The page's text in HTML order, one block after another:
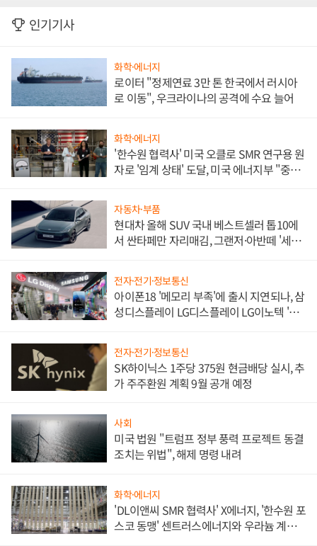
인기기사
화학·에너지
로이터 "정제연료 3만 톤 한국에서 러시아
로 이동", 우크라이나의 공격에 수요 늘어
화학·에너지
'한수원 협력사' 미국 오클로 SMR 연구용 원
자로 '임계 상태' 도달, 미국 에너지부 "중요
자동차·부품
현대차 올해 SUV 국내 베스트셀러 톱10에
서 싼타페만 자리매김, 그랜저·아반떼 '세단
전자·전기·정보통신
아이폰18 '메모리 부족'에 출시 지연되나, 삼
성디스플레이 LG디스플레이 LG이노텍 '탈
전자·전기·정보통신
SK하이닉스 1주당 375원 현금배당 실시, 추
가 주주환원 계획 9월 공개 예정
사회
미국 법원 "트럼프 정부 풍력 프로젝트 동결
조치는 위법", 해제 명령 내려
화학·에너지
'DL이앤씨 SMR 협력사' X에너지, '한수원 포
스코 동맹' 센트러스에너지와 우라늄 계약